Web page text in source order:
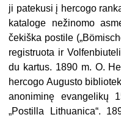
ji patekusi į hercogo
kataloge nežinomo
čekiška postile
registruota ir
du kartus. 1890 m. O.
hercogo Augusto
anoniminę evangelikų
„Postilla Lithuanica“.